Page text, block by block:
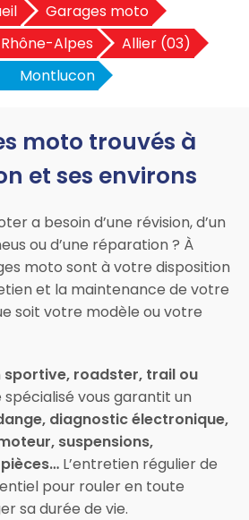
Garages moto
Alpes
Allier (03)
Montlucon
moto trouvés à
et ses environs
a besoin d’une révision, d’un
ou d’une réparation ? À
moto sont à votre disposition
et la maintenance de votre
soit votre modèle ou votre
sportive, roadster, trail ou
spécialisé vous garantit un
diagnostic électronique,
suspensions,
L’entretien régulier de
pour rouler en toute
sa durée de vie.